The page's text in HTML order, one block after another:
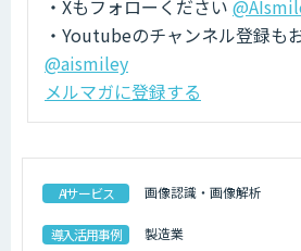
・Xもフォローください
・Youtubeのチャンネル登録も
@aismiley
メルマガに登録する
AIサービス 画像認識・画像解析
導入活用事例 製造業